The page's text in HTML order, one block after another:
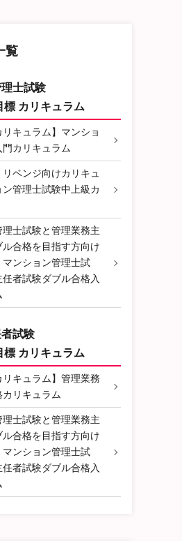
覧
士試験
標 カリキュラム
リキュラム】マンショ
カリキュラム
リベンジ向けカリキュ
管理士試験中上級カ
理士試験と管理業務主
合格を目指す方向け
ンション管理士試
者試験ダブル合格入
試験
標 カリキュラム
リキュラム】管理業務
リキュラム
理士試験と管理業務主
合格を目指す方向け
ンション管理士試
者試験ダブル合格入